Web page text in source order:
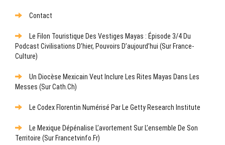
Contact
Le Filon Touristique Des Vestiges Mayas : Épisode 3/4 Du
Podcast Civilisations D’hier, Pouvoirs D’aujourd’hui (sur France-
Culture)
Un Diocèse Mexicain Veut Inclure Les Rites Mayas Dans Les
Messes (sur Cath.ch)
Le Codex Florentin Numérisé Par Le Getty Research Institute
Le Mexique Dépénalise L’avortement Sur L’ensemble De Son
Territoire (sur Francetvinfo.fr)